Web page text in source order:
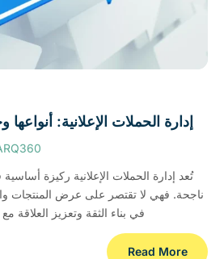
إدارة الحملات الإعلانية:
تُعد إدارة الحملات الإعلانية ركيزة
ناجحة. فهي لا تقتصر على عرض المنتجات
في بناء الثقة وتعزيز العلاقة
Read More